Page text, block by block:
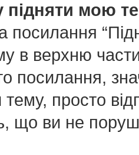
підняти мою
в верхню
посилання,
тему, просто
що ви не